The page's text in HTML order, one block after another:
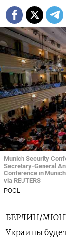
Munich Security
Secretary-General
Conference in
via REUTERS
POOL
БЕРЛИН/
Украины